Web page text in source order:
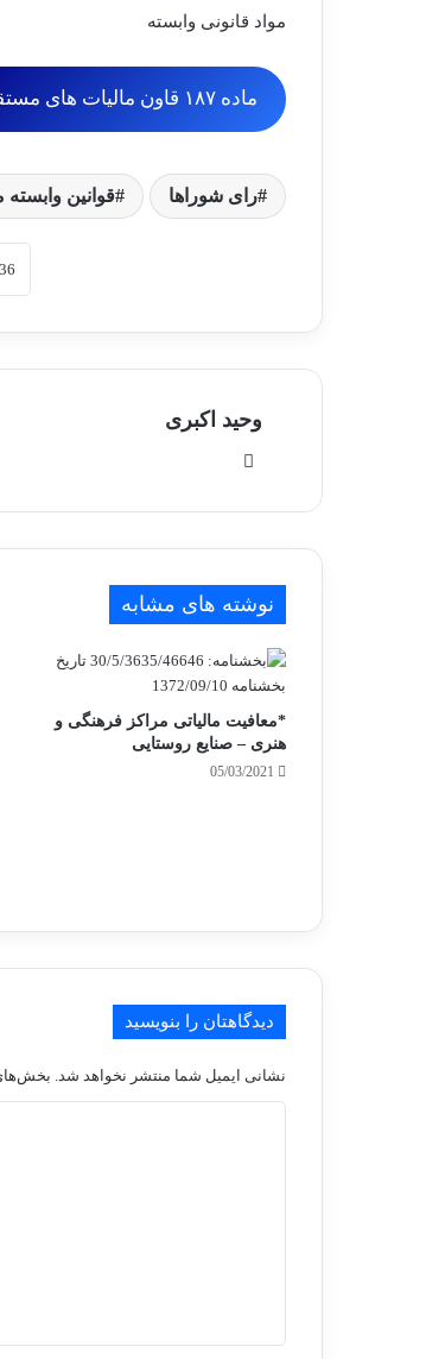
مواد قانونی وابسته
ماده ۱۸۷ قاون مالیات های مستقیم
رای شوراها قوانین وابسته
وحید اکبری
نوشته های مشابه
*معافیت مالیاتی مراکز فرهنگی و
هنری – صنایع روستایی
05/03/2021
دیدگاهتان را بنویسید
نشانی ایمیل شما منتشر نخواهد شد.